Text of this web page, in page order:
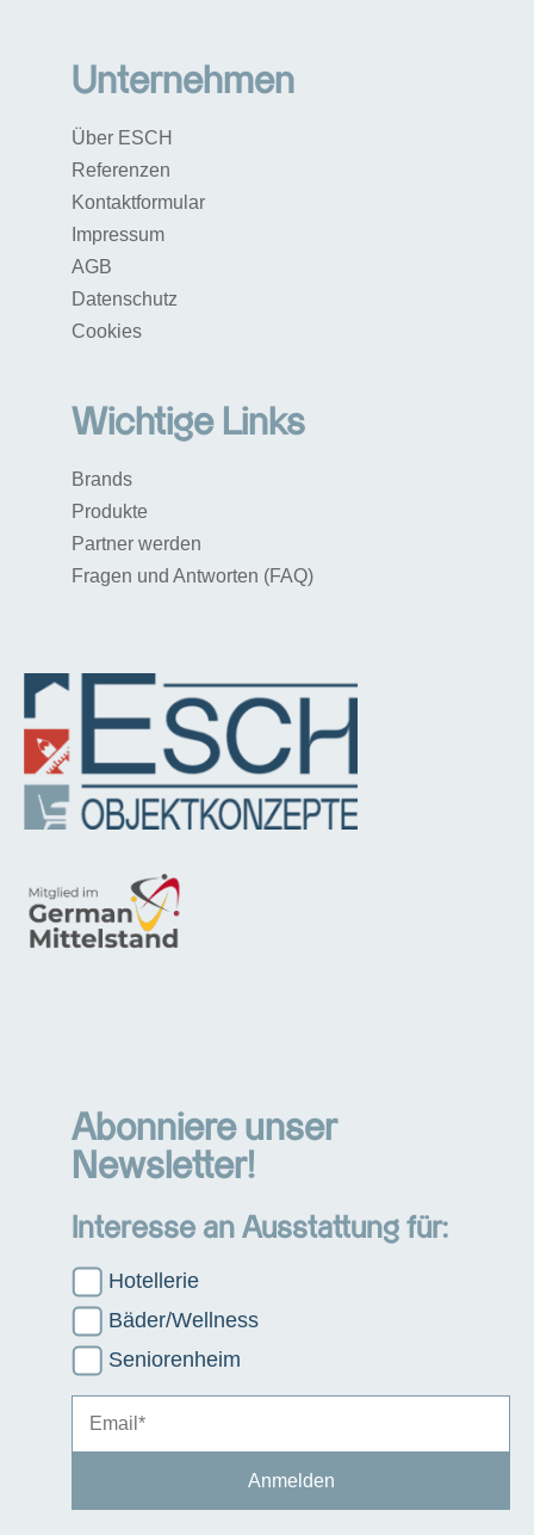
Unternehmen
Über ESCH
Referenzen
Kontaktformular
Impressum
AGB
Datenschutz
Cookies
Wichtige Links
Brands
Produkte
Partner werden
Fragen und Antworten (FAQ)
Abonniere unser
Newsletter!
Interesse an Ausstattung für:
Hotellerie
Bäder/Wellness
Seniorenheim